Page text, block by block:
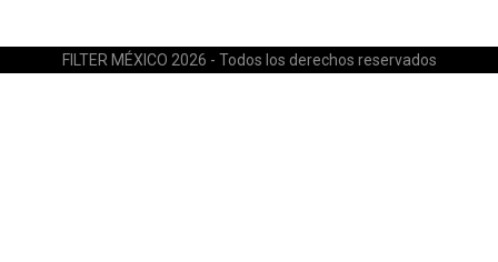
FILTER MÉXICO 2026 - Todos los derechos reservados